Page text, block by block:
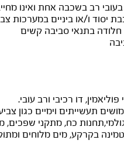
בעובי רב בשכבה אחת ואינו
יסוד ו/או ביניים במערכות
חלודה בתנאי סביבה קשים
דו רכיבי ורב עובי.
תעשייתים וימיים כגון
כח, מתקני שפכים,
בקרקע, מים מלוחים